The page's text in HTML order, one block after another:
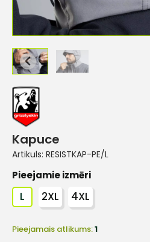
Kapuce
Artikuls: RESISTKAP-PE/L
Pieejamie izmēri
L 2XL 4XL
Pieejamais atlikums:1